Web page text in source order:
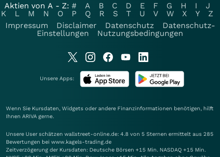
Aktien von A - Z: # A B C D E F G H I
J
K
L M N O P Q R S T U V W X Y
Z
Impressum
Disclaimer Datenschutz
Datenschutz-
Einstellungen
Nutzungsbedingungen
Unsere Apps:
Wenn Sie Kursdaten, Widgets oder andere Finanzinformationen benötigen, hilft
Ihnen ARIVA gerne.
Unsere User schätzen wallstreet-online.de: 4.8 von 5 Sternen ermittelt aus 285
Bewertungen bei www.kagels-trading.de
Zeitverzögerung der Kursdaten: Deutsche Börsen +15 Min. NASDAQ +15 Min.